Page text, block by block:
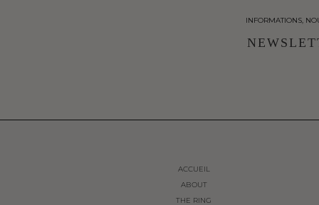
INFORMATIONS,
ACCUEIL
ABOUT
THE RING